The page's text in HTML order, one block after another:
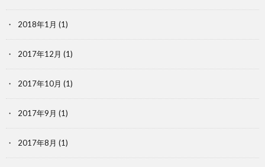
2018年1月 (1)
2017年12月 (1)
2017年10月 (1)
2017年9月 (1)
2017年8月 (1)